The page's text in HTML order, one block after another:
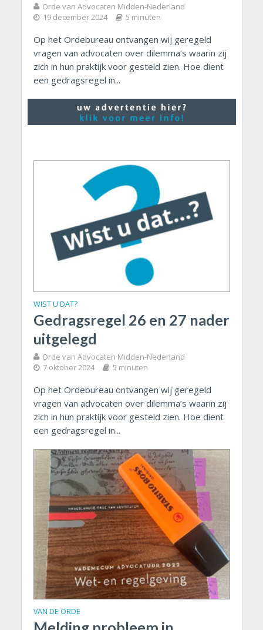
Orde van Advocaten Midden-Nederland
19 december 2024 5 minuten
Op het Ordebureau ontvangen wij geregeld
vragen van advocaten over dilemma’s waarin zij
zich in hun praktijk voor gesteld zien. Hoe dient
een gedragsregel in...
WIST U DAT?
Gedragsregel 26 en 27 nader
uitgelegd
Orde van Advocaten Midden-Nederland
7 oktober 2024 5 minuten
Op het Ordebureau ontvangen wij geregeld
vragen van advocaten over dilemma’s waarin zij
zich in hun praktijk voor gesteld zien. Hoe dient
een gedragsregel in...
VAN DE ORDE